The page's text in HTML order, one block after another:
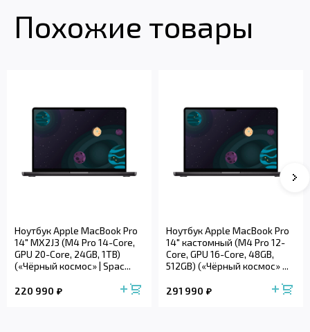
Похожие товары
Ноутбук Apple MacBook Pro
14" MX2J3 (M4 Pro 14-Core,
GPU 20-Core, 24GB, 1TB)
(«Чёрный космос» | Spac...
220 990
Ноутбук Apple MacBook Pro
14" кастомный (M4 Pro 12-
Core, GPU 16-Core, 48GB,
512GB) («Чёрный космос» ...
291 990